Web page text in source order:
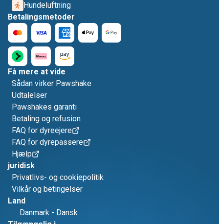
Hundeluftning
Betalingsmetoder
Få mere at vide
Sådan virker Pawshake
Udtalelser
Pawshakes garanti
Betaling og refusion
FAQ for dyreejere
FAQ for dyrepassere
Hjælp
juridisk
Privatlivs- og cookiepolitik
Vilkår og betingelser
Land
Danmark - Dansk